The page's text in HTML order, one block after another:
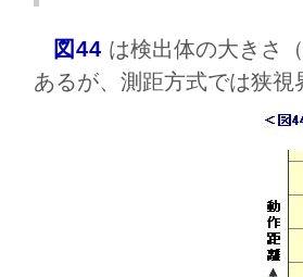
図44 は検出体の大きさ
あるが、測距方式では狭